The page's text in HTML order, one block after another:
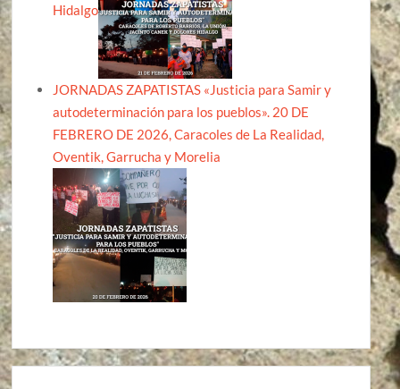
Hidalgo
JORNADAS ZAPATISTAS «Justicia para Samir y
autodeterminación para los pueblos». 20 DE
FEBRERO DE 2026, Caracoles de La Realidad,
Oventik, Garrucha y Morelia